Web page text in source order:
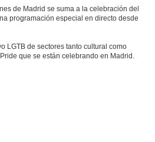
de Madrid se suma a la celebración del
programación especial en directo desde
LGTB de sectores tanto cultural como
que se están celebrando en Madrid.